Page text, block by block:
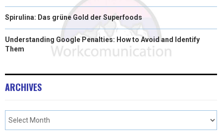
Spirulina: Das grüne Gold der Superfoods
Understanding Google Penalties: How to Avoid and Identify
Them
ARCHIVES